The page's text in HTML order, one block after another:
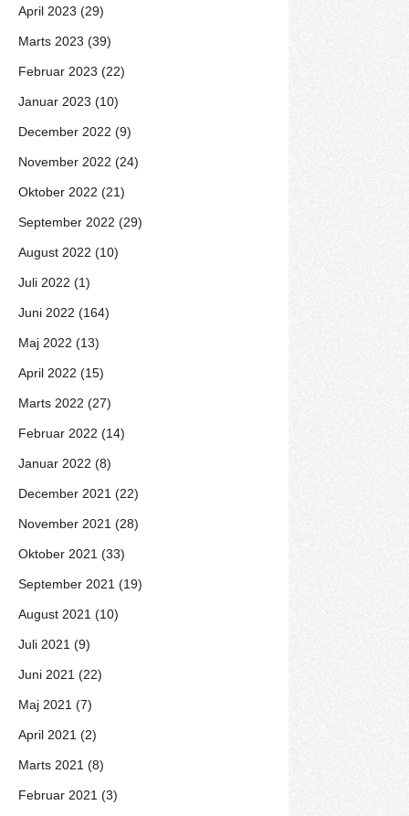
April 2023 (29)
Marts 2023 (39)
Februar 2023 (22)
Januar 2023 (10)
December 2022 (9)
November 2022 (24)
Oktober 2022 (21)
September 2022 (29)
August 2022 (10)
Juli 2022 (1)
Juni 2022 (164)
Maj 2022 (13)
April 2022 (15)
Marts 2022 (27)
Februar 2022 (14)
Januar 2022 (8)
December 2021 (22)
November 2021 (28)
Oktober 2021 (33)
September 2021 (19)
August 2021 (10)
Juli 2021 (9)
Juni 2021 (22)
Maj 2021 (7)
April 2021 (2)
Marts 2021 (8)
Februar 2021 (3)